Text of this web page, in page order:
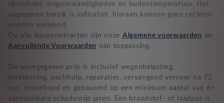
BB 14 dagen bedenktijd
Zekerheid bij klachten
rijsnelheid, wegomstandigheden en buitentemperatuur. Het
opgegeven bereik is indicatief, hieraan kunnen geen rechten
worden ontleend.
Op alle leasecontracten zijn onze Algemene voorwaarden en
Aanvullende Voorwaarden van toepassing.
De weergegeven prijs is inclusief wegenbelasting,
verzekering, pechhulp, reparaties, vervangend vervoer na 72
uur, onderhoud en gebaseerd op een minimum aantal van 6+
aantoonbare schadevrije jaren. Een brandstof- of laadpas is